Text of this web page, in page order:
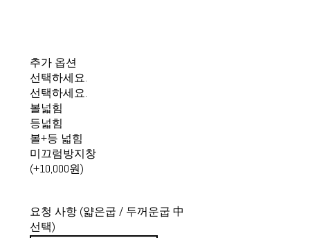
추가 옵션
선택하세요.
선택하세요.
볼넓힘
등넓힘
볼+등 넓힘
미끄럼방지창
(+10,000원)
요청 사항 (얇은굽 / 두꺼운굽 中
선택)